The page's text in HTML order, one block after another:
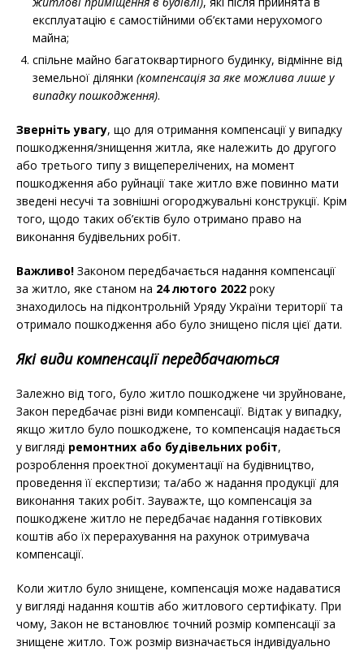
експлуатацію є самостійними об’єктами нерухомого
майна;
спільне майно багатоквартирного будинку, відмінне від
земельної ділянки (компенсація за яке можлива лише у
випадку пошкодження).
Зверніть увагу, що для отримання компенсації у випадку
пошкодження/знищення житла, яке належить до другого
або третього типу з вищеперелічених, на момент
пошкодження або руйнації таке житло вже повинно мати
зведені несучі та зовнішні огороджувальні конструкції. Крім
того, щодо таких об’єктів було отримано право на
виконання будівельних робіт.
Важливо! Законом передбачається надання компенсації
за житло, яке станом на 24 лютого 2022 року
знаходилось на підконтрольній Уряду України території та
отримало пошкодження або було знищено після цієї дати.
Які види компенсації передбачаються
Залежно від того, було житло пошкоджене чи зруйноване,
Закон передбачає різні види компенсації. Відтак у випадку,
якщо житло було пошкоджене, то компенсація надається
у вигляді ремонтних або будівельних робіт,
розроблення проектної документації на будівництво,
проведення її експертизи; та/або ж надання продукції для
виконання таких робіт. Зауважте, що компенсація за
пошкоджене житло не передбачає надання готівкових
коштів або їх перерахування на рахунок отримувача
компенсації.
Коли житло було знищене, компенсація може надаватися
у вигляді надання коштів або житлового сертифікату. При
чому, Закон не встановлює точний розмір компенсації за
знищене житло. Тож розмір визначається індивідуально